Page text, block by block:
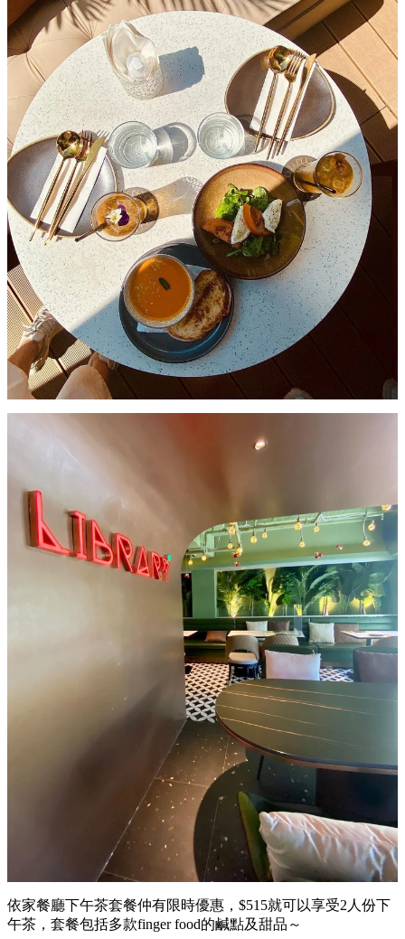
依家餐廳下午茶套餐仲有限時優惠，$515就可以享受2人份下
午茶，套餐包括多款finger food的鹹點及甜品～